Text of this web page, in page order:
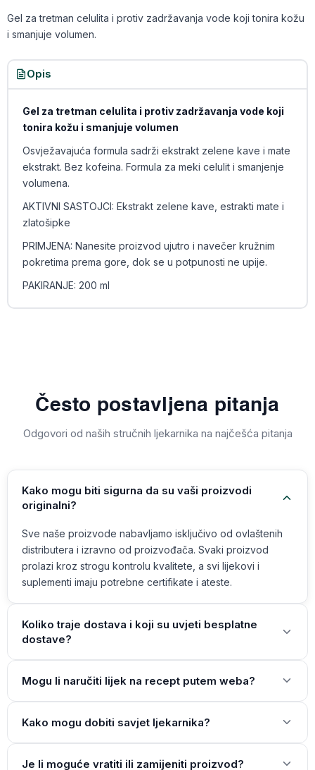
Gel za tretman celulita i protiv zadržavanja vode koji tonira kožu
i smanjuje volumen.
Opis
Gel za tretman celulita i protiv zadržavanja vode koji
tonira kožu i smanjuje volumen
Osvježavajuća formula sadrži ekstrakt zelene kave i mate
ekstrakt. Bez kofeina. Formula za meki celulit i smanjenje
volumena.
AKTIVNI SASTOJCI: Ekstrakt zelene kave, estrakti mate i
zlatošipke
PRIMJENA: Nanesite proizvod ujutro i navečer kružnim
pokretima prema gore, dok se u potpunosti ne upije.
PAKIRANJE: 200 ml
Često postavljena pitanja
Odgovori od naših stručnih ljekarnika na najčešća pitanja
Kako mogu biti sigurna da su vaši proizvodi
originalni?
Sve naše proizvode nabavljamo isključivo od ovlaštenih
distributera i izravno od proizvođača. Svaki proizvod
prolazi kroz strogu kontrolu kvalitete, a svi lijekovi i
suplementi imaju potrebne certifikate i ateste.
Koliko traje dostava i koji su uvjeti besplatne
dostave?
Mogu li naručiti lijek na recept putem weba?
Kako mogu dobiti savjet ljekarnika?
Je li moguće vratiti ili zamijeniti proizvod?